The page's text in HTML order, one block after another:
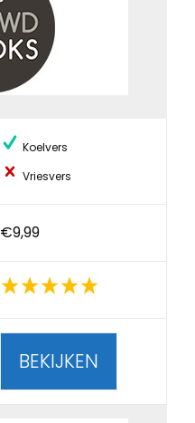
Koelvers
Vriesvers
€9,99
BEKIJKEN